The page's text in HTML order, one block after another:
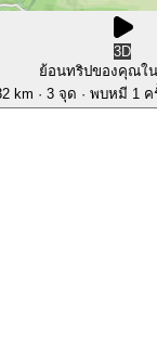
3D
ย้อนทริปของคุณใ
km · 3 จุด · พบหมี 1